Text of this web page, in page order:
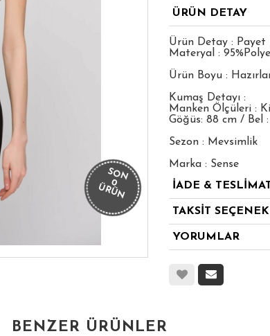
SON
0
ÜRÜN
ÜRÜN DETAY
Ürün Detay : Payet
Materyal :
Ürün Boyu :
Kumaş Detayı :
Manken Ölçüleri :
Göğüs: 88 cm / Bel
Sezon : Mevsimlik
Marka : Sense
İADE &
TAKSİT
YORUMLAR
BENZER ÜRÜNLER